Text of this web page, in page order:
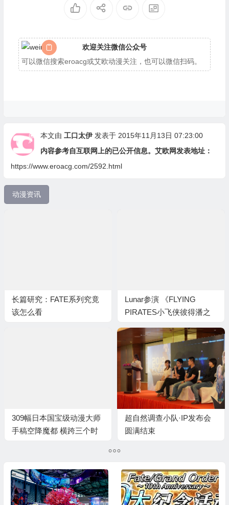
欢迎关注微信公众号
可以微信搜索eroacg或艾欧动漫关注，也可以微信扫码。
本文由 工口太伊发表于 2015年11月13日 07:23:00
内容参考自互联网上的已公开信息。艾欧网发表地址：
https://www.eroacg.com/2592.html
动漫资讯
长篇研究：FATE系列究竟
该怎么看
Lunar参演 《FLYING
PIRATES小飞侠彼得潘之
309幅日本国宝级动漫大师
手稿空降魔都 横跨三个时
超自然调查小队·IP发布会
圆满结束